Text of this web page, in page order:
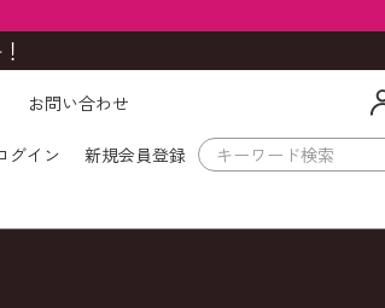
お問い合わせ
グイン 新規会員登録